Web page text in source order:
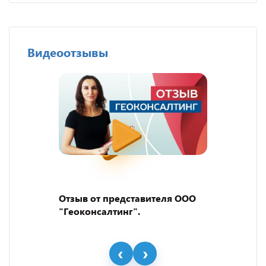
Видеоотзывы
Отзыв от представителя ООО
"Геоконсалтинг".